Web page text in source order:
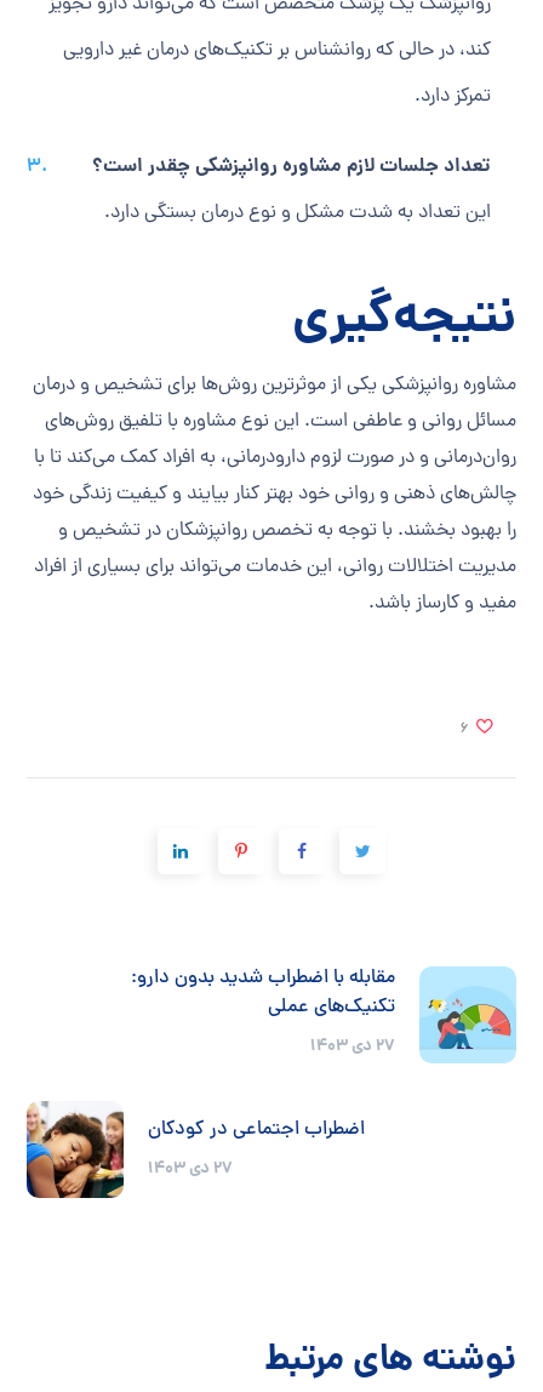
کند، در حالی که روانشناس بر تکنیک‌های درمان غیر دارویی
تمرکز دارد.
تعداد جلسات لازم مشاوره روانپزشکی چقدر است؟
این تعداد به شدت مشکل و نوع درمان بستگی دارد.
نتیجه‌گیری
مشاوره روانپزشکی یکی از موثرترین روش‌ها برای تشخیص و درمان
مسائل روانی و عاطفی است. این نوع مشاوره با تلفیق روش‌های
روان‌درمانی و در صورت لزوم دارودرمانی، به افراد کمک می‌کند تا با
چالش‌های ذهنی و روانی خود بهتر کنار بیایند و کیفیت زندگی خود
را بهبود بخشند. با توجه به تخصص روانپزشکان در تشخیص و
مدیریت اختلالات روانی، این خدمات می‌تواند برای بسیاری از افراد
مفید و کارساز باشد.
6
مقابله با اضطراب شدید بدون دارو:
تکنیک‌های عملی
27 دی 1403
اضطراب اجتماعی در کودکان
27 دی 1403
نوشته های مرتبط